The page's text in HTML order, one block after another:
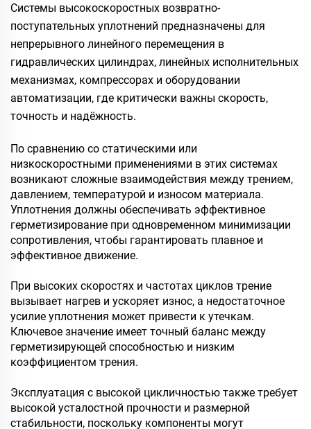
Системы высокоскоростных возвратно-
поступательных уплотнений предназначены для
непрерывного линейного перемещения в
гидравлических цилиндрах, линейных исполнительных
механизмах, компрессорах и оборудовании
автоматизации, где критически важны скорость,
точность и надёжность.
По сравнению со статическими или
низкоскоростными применениями в этих системах
возникают сложные взаимодействия между трением,
давлением, температурой и износом материала.
Уплотнения должны обеспечивать эффективное
герметизирование при одновременном минимизации
сопротивления, чтобы гарантировать плавное и
эффективное движение.
При высоких скоростях и частотах циклов трение
вызывает нагрев и ускоряет износ, а недостаточное
усилие уплотнения может привести к утечкам.
Ключевое значение имеет точный баланс между
герметизирующей способностью и низким
коэффициентом трения.
Эксплуатация с высокой цикличностью также требует
высокой усталостной прочности и размерной
стабильности, поскольку компоненты могут